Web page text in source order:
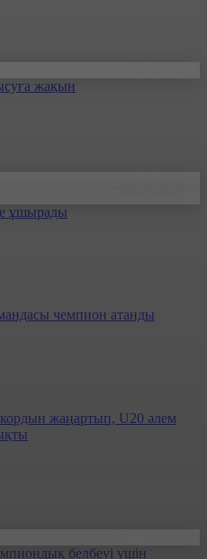
жақын
ұшырады
чемпион атанды
жаңартып, U20 әлем
белбеуі үшін